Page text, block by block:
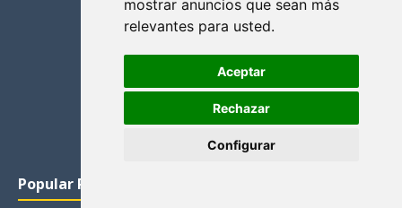
mostrar anuncios que sean más
relevantes para usted.
Aceptar
Rechazar
Configurar
Popular Posts